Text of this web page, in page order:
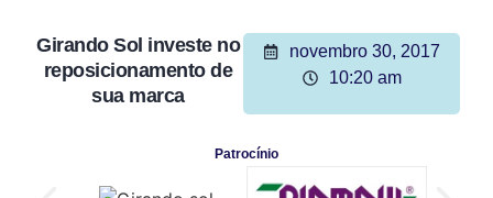
Girando Sol investe no
reposicionamento de
sua marca
novembro 30, 2017
10:20 am
Patrocínio